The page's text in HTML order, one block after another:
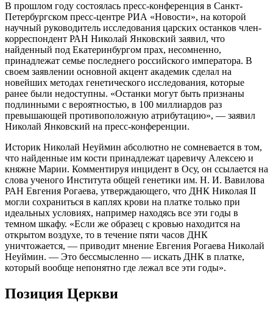
В прошлом году состоялась пресс-конференция в Санкт-
Петербургском пресс-центре РИА «Новости», на которой
научный руководитель исследования царских останков член-
корреспондент РАН Николай Янковский заявил, что
найденный под Екатеринбургом прах, несомненно,
принадлежат семье последнего российского императора. В
своем заявлении основной акцент академик сделал на
новейших методах генетического исследования, которые
ранее были недоступны. «Останки могут быть признаны
подлинными с вероятностью, в 100 миллиардов раз
превышающей противоположную атрибутацию», — заявил
Николай Янковский на пресс-конференции.
Историк Николай Неуймин абсолютно не сомневается в том,
что найденные им кости принадлежат царевичу Алексею и
княжне Марии. Комментируя инцидент в Осу, он ссылается на
слова ученого Института общей генетики им. Н. И. Вавилова
РАН Евгения Рогаева, утверждающего, что ДНК Николая II
могли сохраниться в каплях крови на платке только при
идеальных условиях, например находясь все эти годы в
темном шкафу. «Если же образец с кровью находится на
открытом воздухе, то в течение пяти часов ДНК
уничтожается, — приводит мнение Евгения Рогаева Николай
Неуймин. — Это бессмысленно — искать ДНК в платке,
который вообще непонятно где лежал все эти годы».
Позиция Церкви